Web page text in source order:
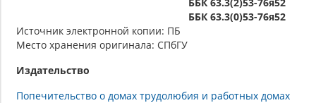
ББК 63.3(0)53-76я52
Источник электронной копии: ПБ
Место хранения оригинала: СПбГУ
Издательство
Попечительство о домах трудолюбия и работных домах